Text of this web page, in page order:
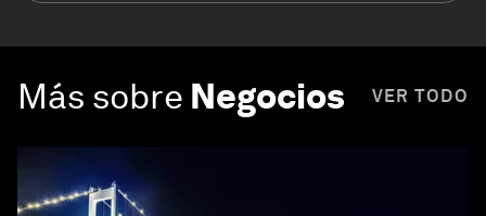
Más sobre Negocios VER TODO